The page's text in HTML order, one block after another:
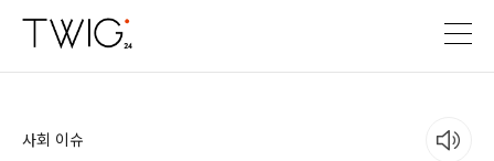
사회 이슈